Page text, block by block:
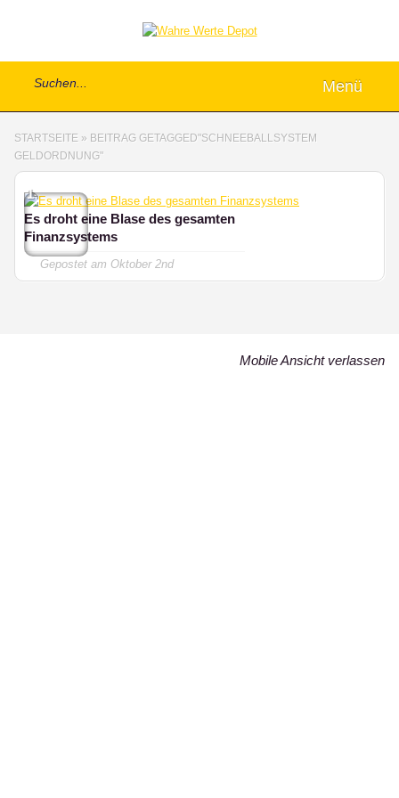
Menü
STARTSEITE » BEITRAG GETAGGED"SCHNEEBALLSYSTEM
GELDORDNUNG"
1
Es droht eine Blase des gesamten
Finanzsystems
Gepostet am Oktober 2nd
Mobile Ansicht verlassen